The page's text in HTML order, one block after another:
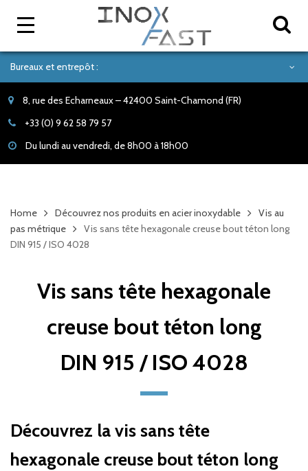
Bureaux et entrepôt :
8, rue des Echarneaux – 42400 Saint-Chamond (FR)
+33 (0) 9 62 58 79 57
Du lundi au vendredi, de 8h00 à 18h00
Home Découvrez nos produits en acier inoxydable
Vis au
pas métrique
Vis sans tête hexagonale creuse bout téton long
DIN 915 / ISO 4028
Vis sans tête hexagonale
creuse bout téton long
DIN 915 / ISO 4028
Découvrez la vis sans tête
hexagonale creuse bout téton long